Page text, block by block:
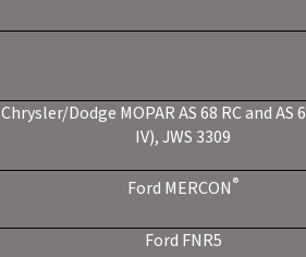
Chrysler/Dodge MOPAR AS 68 RC and AS
IV), JWS 3309
Ford MERCON®
Ford FNR5